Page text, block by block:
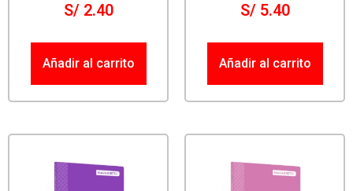
S/2.40
Añadir al carrito
S/5.40
Añadir al carrito